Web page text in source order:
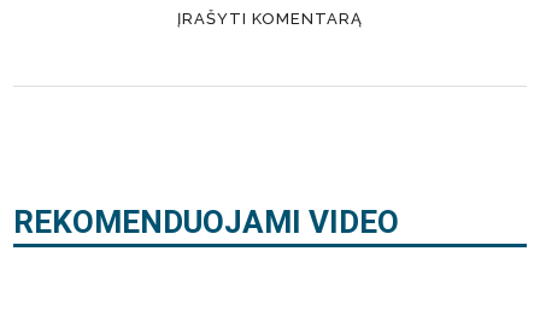
REKOMENDUOJAMI VIDEO